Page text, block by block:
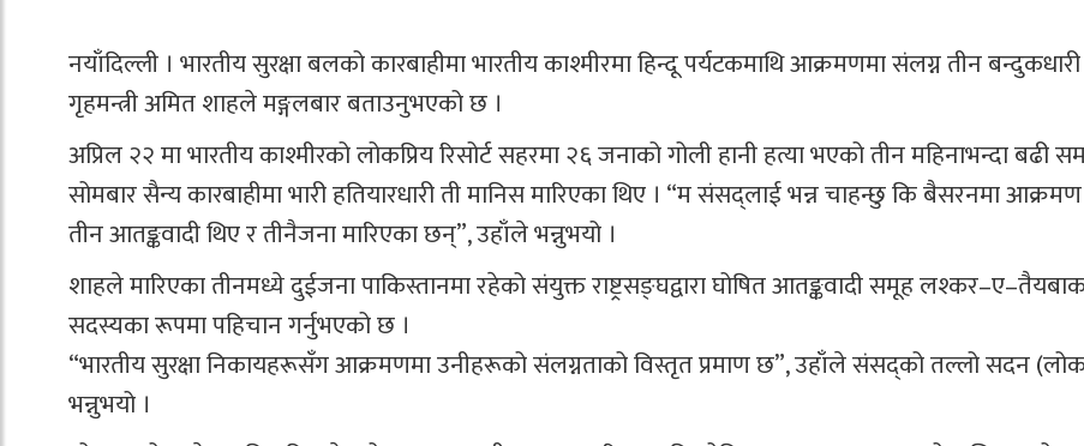
नयाँदिल्ली । भारतीय सुरक्षा बलको कारबाहीमा भारतीय काश्मीरमा हिन्दू पर्यटकमाथि आक्रमणमा संलग्न तीन
गृहमन्त्री अमित शाहले मङ्गलबार बताउनुभएको छ ।
अप्रिल २२ मा भारतीय काश्मीरको लोकप्रिय रिसोर्ट सहरमा २६ जनाको गोली हानी हत्या भएको तीन महिनाभन्दा बढी
सोमबार सैन्य कारबाहीमा भारी हतियारधारी ती मानिस मारिएका थिए । “म संसद्लाई भन्न चाहन्छु कि बैसरनमा
तीन आतङ्कवादी थिए र तीनैजना मारिएका छन्”, उहाँले भन्नुभयो ।
शाहले मारिएका तीनमध्ये दुईजना पाकिस्तानमा रहेको संयुक्त राष्ट्रसङ्घद्वारा घोषित आतङ्कवादी समूह
सदस्यका रूपमा पहिचान गर्नुभएको छ ।
“भारतीय सुरक्षा निकायहरूसँग आक्रमणमा उनीहरूको संलग्नताको विस्तृत प्रमाण छ”, उहाँले संसद्को तल्लो सदन
भन्नुभयो ।